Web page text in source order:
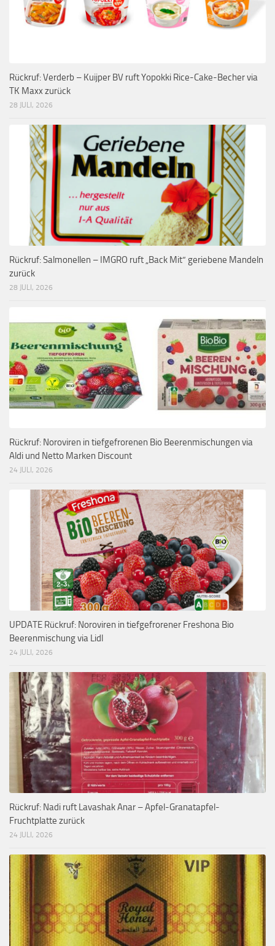
Rückruf: Verderb – Kuijper BV ruft Yopokki Rice-Cake-Becher via
TK Maxx zurück
28 JULI, 2026
Rückruf: Salmonellen – IMGRO ruft „Back Mit“ geriebene Mandeln
zurück
28 JULI, 2026
Rückruf: Noroviren in tiefgefrorenen Bio Beerenmischungen via
Aldi und Netto Marken Discount
24 JULI, 2026
UPDATE Rückruf: Noroviren in tiefgefrorener Freshona Bio
Beerenmischung via Lidl
24 JULI, 2026
Rückruf: Nadi ruft Lavashak Anar – Apfel-Granatapfel-
Fruchtplatte zurück
24 JULI, 2026